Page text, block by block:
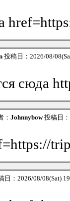
投稿日：2026/08/
сюда
： Johnnybow投稿日
日：2026/08/08(Sat)